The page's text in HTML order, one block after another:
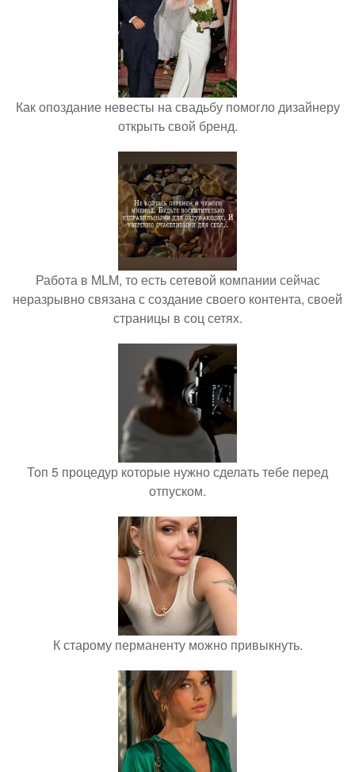
Как опоздание невесты на свадьбу помогло дизайнеру
открыть свой бренд.
Работа в MLM, то есть сетевой компании сейчас
неразрывно связана с создание своего контента, своей
страницы в соц сетях.
Топ 5 процедур которые нужно сделать тебе перед
отпуском.
К старому перманенту можно привыкнуть.